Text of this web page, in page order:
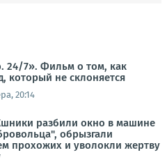
24/7». Фильм о том, как
который не склоняется
20:14
разбили окно в машине
обрызгали
прохожих и уволокли жертву